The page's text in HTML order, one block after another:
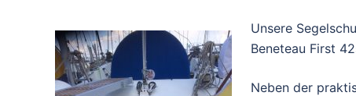
Unsere
Beneteau First
Neben der